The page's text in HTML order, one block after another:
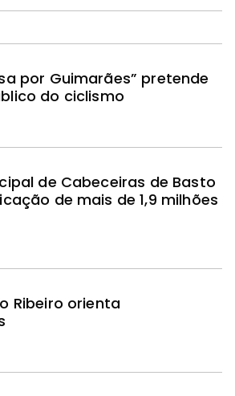
por Guimarães” pretende
do ciclismo
de Cabeceiras de Basto
de mais de 1,9 milhões
Ribeiro orienta